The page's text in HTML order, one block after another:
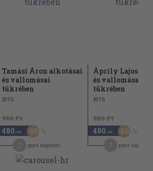
Tamási Áron alkotásai
és vallomásai
tükrében
1970
960 Ft
480 ,-Ft 50
pont kapható
Áprily Lajos
és vallomásai
tükrében
1970
960 Ft
480 ,-Ft 50
pont kapható